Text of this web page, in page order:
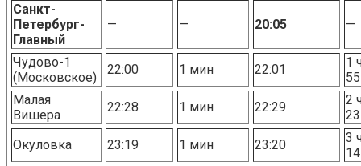
Санкт-
Петербург-
Главный
— — 20:05 —
Чудово-1
(Московское)
22:00 1 мин 22:01
1
Малая
Вишера
22:28 1 мин 22:29
2
Окуловка
23:19 1 мин 23:20
3